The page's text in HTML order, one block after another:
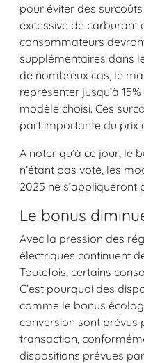
pour éviter des
excessive de carburant
consommateurs
supplémentaires dans
de nombreux cas, le
représenter jusqu’à
modèle choisi. Ces
part importante du prix
A noter qu’à ce jour, le
n’étant pas voté, les
2025 ne s’appliqueront
Le bonus
Avec la pression des
électriques continuent
Toutefois, certains
C’est pourquoi des
comme le bonus
conversion sont prévus
transaction,
dispositions prévues